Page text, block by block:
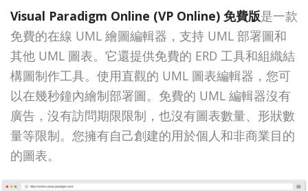
Visual Paradigm Online (VP Online) 免費版是一款
免費的在線 UML 繪圖編輯器，支持 UML 部署圖和
其他 UML 圖表。它還提供免費的 ERD 工具和組織結
構圖制作工具。使用直觀的 UML 圖表編輯器，您可
以在幾秒鐘內繪制部署圖。免費的 UML 編輯器沒有
廣告，沒有訪問期限限制，也沒有圖表數量、形狀數
量等限制。您擁有自己創建的用於個人和非商業目的
的圖表。